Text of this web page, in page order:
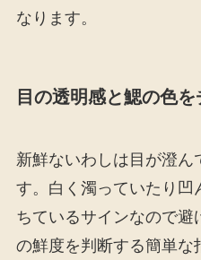
なります。
目の透明感と鰓の色を
新鮮ないわしは目が澄ん
す。白く濁っていたり凹
ちているサインなので
の鮮度を判断する簡単な